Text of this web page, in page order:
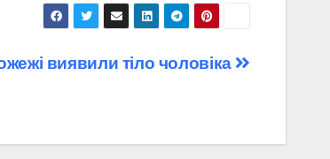
виявили тіло чоловіка